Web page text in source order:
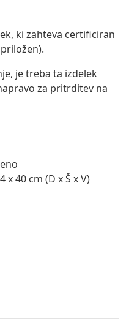
ki zahteva certificiran
je treba ta izdelek
za pritrditev na
x 40 cm (D x Š x V)